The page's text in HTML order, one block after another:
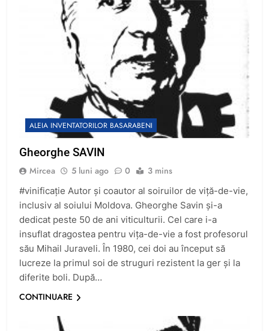
ALEIA INVENTATORILOR BASARABENI
Gheorghe SAVIN
Mircea 5 luni ago 0 3 mins
#vinificație Autor și coautor al soiruilor de viță-de-vie,
inclusiv al soiului Moldova. Gheorghe Savin şi-a
dedicat peste 50 de ani viticulturii. Cel care i-a
insuflat dragostea pentru viţa-de-vie a fost profesorul
său Mihail Juraveli. În 1980, cei doi au început să
lucreze la primul soi de struguri rezistent la ger şi la
diferite boli. După…
CONTINUARE